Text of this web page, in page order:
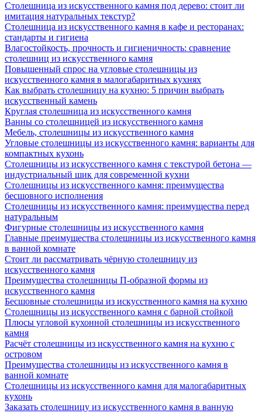
Столешница из искусственного камня под дерево: стоит ли
имитация натуральных текстур?
Столешница из искусственного камня в кафе и ресторанах:
стандарты и гигиена
Влагостойкость, прочность и гигиеничность: сравнение
столешниц из искусственного камня
Повышенный спрос на угловые столешницы из
искусственного камня в малогабаритных кухнях
Как выбрать столешницу на кухню: 5 причин выбрать
искусственный камень
Круглая столешница из искусственного камня
Ванны со столешницей из искусственного камня
Мебель, столешницы из искусственного камня
Угловые столешницы из искусственного камня: варианты для
компактных кухонь
Столешницы из искусственного камня с текстурой бетона —
индустриальный шик для современной кухни
Столешницы из искусственного камня: преимущества
бесшовного исполнения
Столешницы из искусственного камня: преимущества перед
натуральным
Фигурные столешницы из искусственного камня
Главные преимущества столешницы из искусственного камня
в ванной комнате
Стоит ли рассматривать чёрную столешницу из
искусственного камня
Преимущества столешницы П-образной формы из
искусственного камня
Бесшовные столешницы из искусственного камня на кухню
Столешницы из искусственного камня с барной стойкой
Плюсы угловой кухонной столешницы из искусственного
камня
Расчёт столешницы из искусственного камня на кухню с
островом
Преимущества столешницы из искусственного камня в
ванной комнате
Столешницы из искусственного камня для малогабаритных
кухонь
Заказать столешницу из искусственного камня в ванную